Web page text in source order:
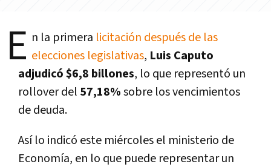
E n la primera licitación después de las
elecciones legislativas, Luis Caputo
adjudicó $6,8 billones, lo que representó un
rollover del 57,18%sobre los vencimientos
de deuda.
Así lo indicó este miércoles el ministerio de
Economía, en lo que puede representar un